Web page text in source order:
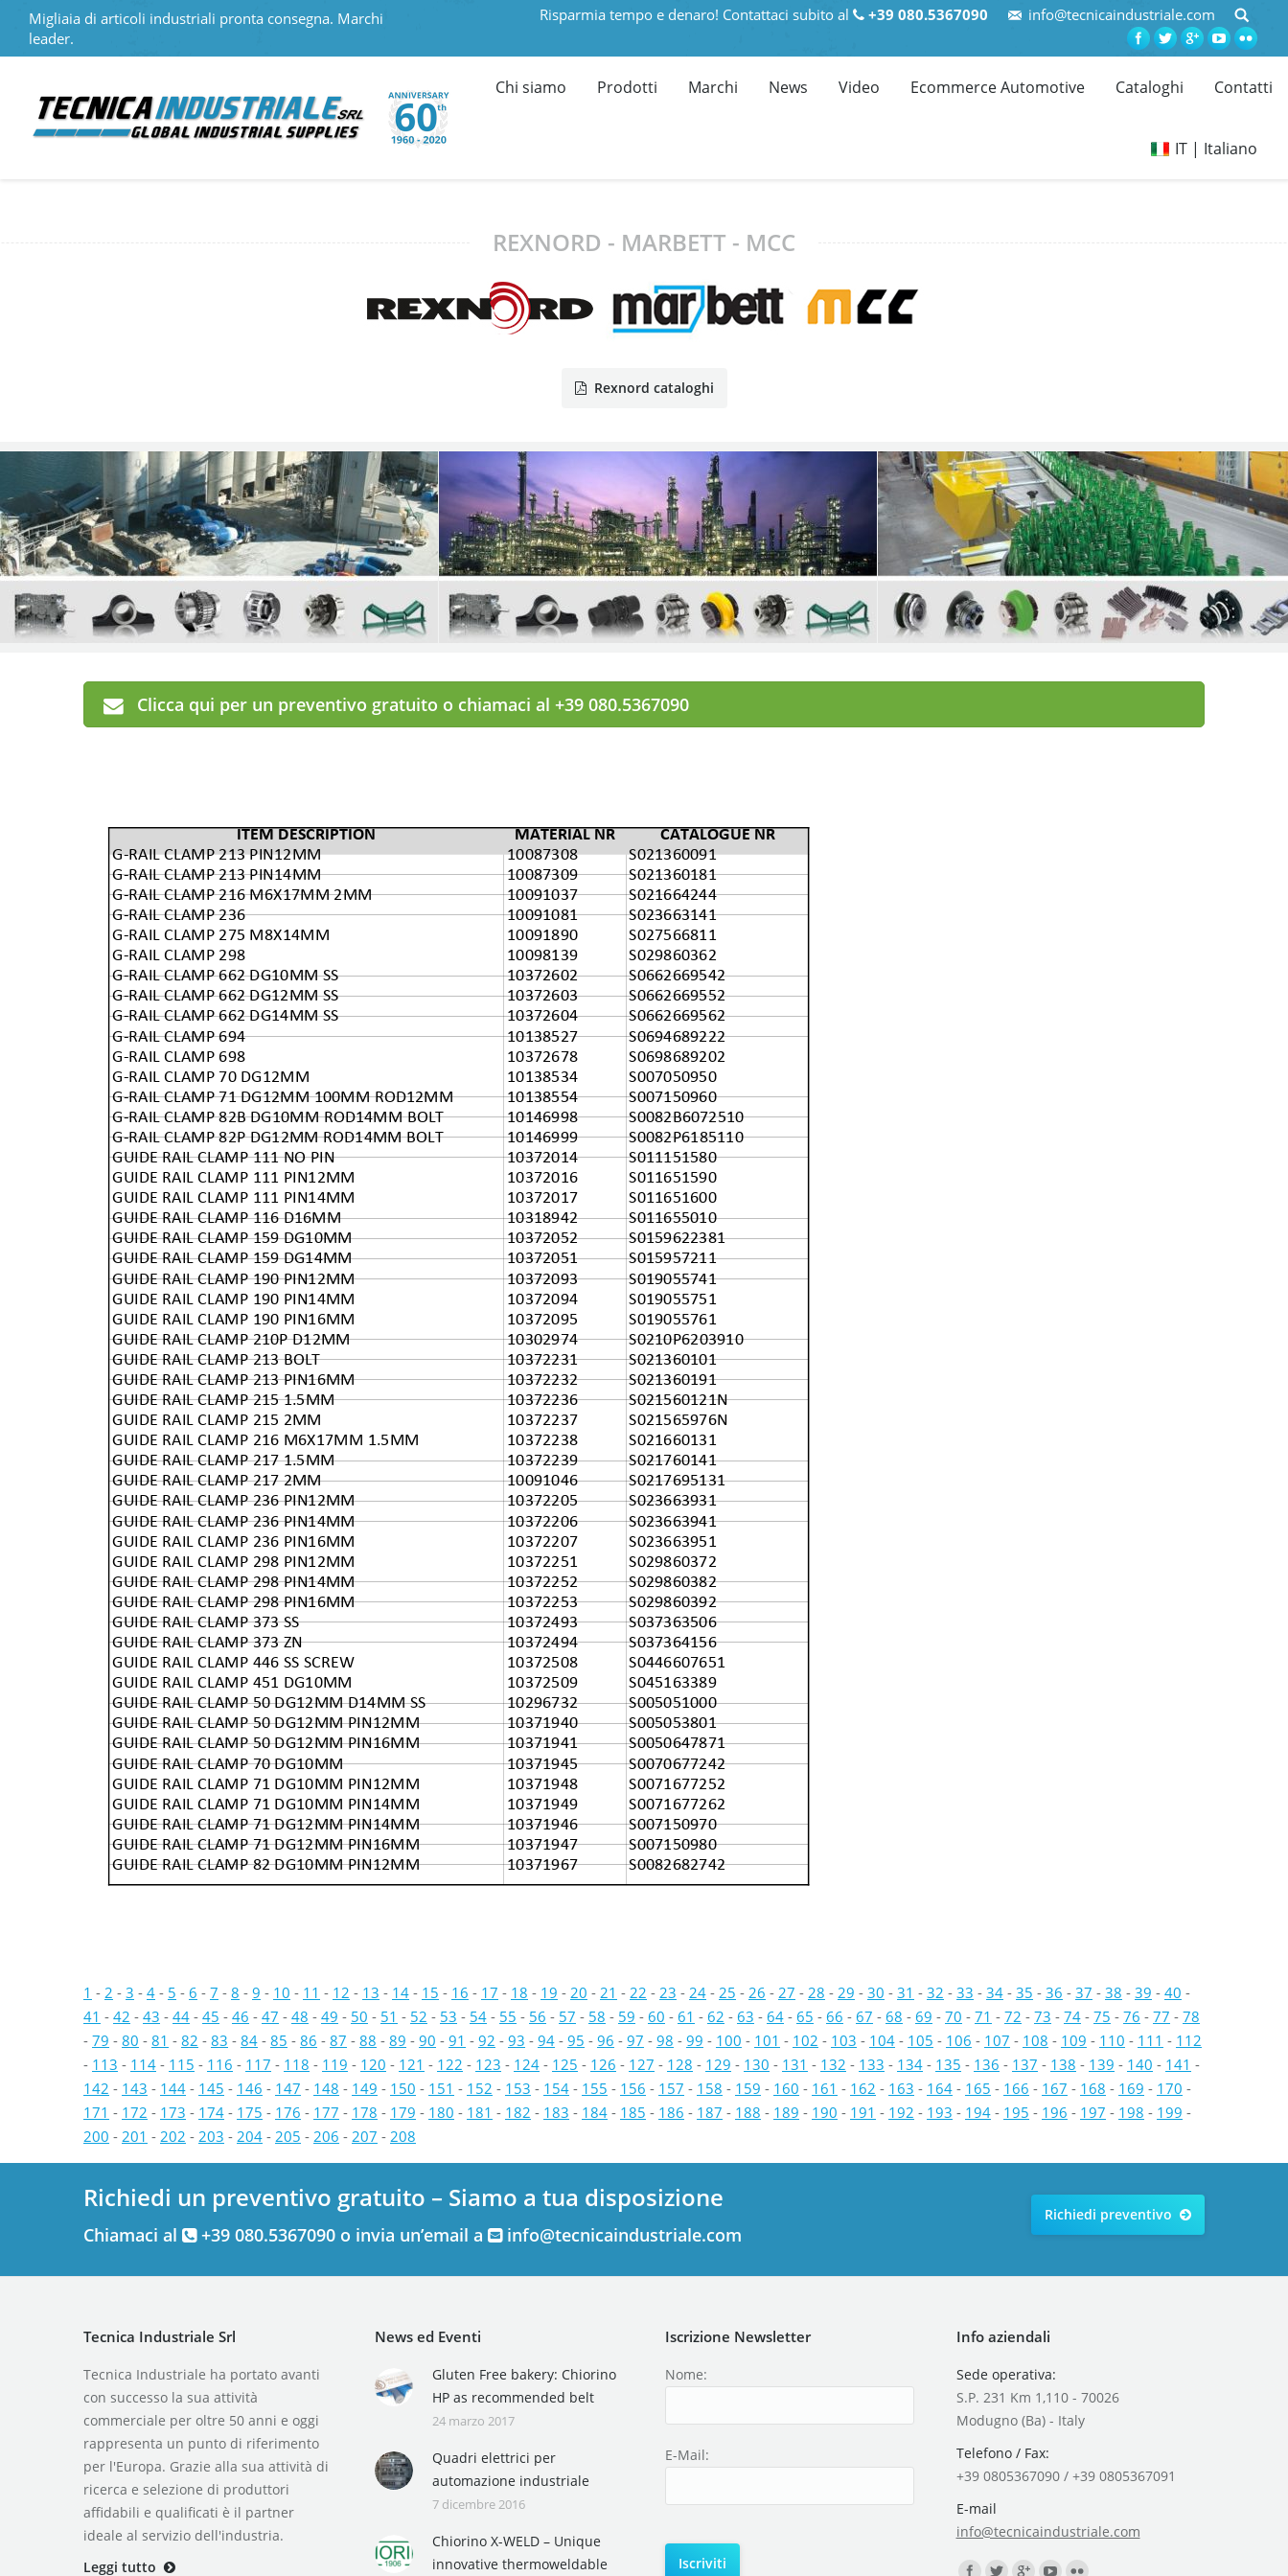
Migliaia di articoli industriali pronta consegna. Marchi
leader.
Risparmia tempo e denaro! Contattaci subito al +39 080.5367090 info@tecnicaindustriale.com
Chi siamo Prodotti Marchi News Video Ecommerce Automotive Cataloghi Contatti
IT | Italiano
REXNORD - MARBETT - MCC
Rexnord cataloghi
Clicca qui per un preventivo gratuito o chiamaci al +39 080.5367090
ITEM DESCRIPTION MATERIAL NR
CATALOGUE NR
G-RAIL CLAMP 213 PIN12MM
10087308
S021360091
G-RAIL CLAMP 213 PIN14MM
10087309
S021360181
G-RAIL CLAMP 216 M6X17MM 2MM
10091037
S021664244
G-RAIL CLAMP 236
10091081
S023663141
G-RAIL CLAMP 275 M8X14MM
10091890
S027566811
G-RAIL CLAMP 298
10098139
S029860362
G-RAIL CLAMP 662 DG10MM SS
10372602
S0662669542
G-RAIL CLAMP 662 DG12MM SS
10372603
S0662669552
G-RAIL CLAMP 662 DG14MM SS
10372604
S0662669562
G-RAIL CLAMP 694
10138527
S0694689222
G-RAIL CLAMP 698
10372678
S0698689202
G-RAIL CLAMP 70 DG12MM
10138534
S007050950
G-RAIL CLAMP 71 DG12MM 100MM ROD12MM
10138554
S007150960
G-RAIL CLAMP 82B DG10MM ROD14MM BOLT
10146998
S0082B6072510
G-RAIL CLAMP 82P DG12MM ROD14MM BOLT
10146999
S0082P6185110
GUIDE RAIL CLAMP 111 NO PIN
10372014
S011151580
GUIDE RAIL CLAMP 111 PIN12MM
10372016
S011651590
GUIDE RAIL CLAMP 111 PIN14MM
10372017
S011651600
GUIDE RAIL CLAMP 116 D16MM
10318942
S011655010
GUIDE RAIL CLAMP 159 DG10MM
10372052
S0159622381
GUIDE RAIL CLAMP 159 DG14MM
10372051
S015957211
GUIDE RAIL CLAMP 190 PIN12MM
10372093
S019055741
GUIDE RAIL CLAMP 190 PIN14MM
10372094
S019055751
GUIDE RAIL CLAMP 190 PIN16MM
10372095
S019055761
GUIDE RAIL CLAMP 210P D12MM
10302974
S0210P6203910
GUIDE RAIL CLAMP 213 BOLT
10372231
S021360101
GUIDE RAIL CLAMP 213 PIN16MM
10372232
S021360191
GUIDE RAIL CLAMP 215 1.5MM
10372236
S021560121N
GUIDE RAIL CLAMP 215 2MM
10372237
S021565976N
GUIDE RAIL CLAMP 216 M6X17MM 1.5MM
10372238
S021660131
GUIDE RAIL CLAMP 217 1.5MM
10372239
S021760141
GUIDE RAIL CLAMP 217 2MM
10091046
S0217695131
GUIDE RAIL CLAMP 236 PIN12MM
10372205
S023663931
GUIDE RAIL CLAMP 236 PIN14MM
10372206
S023663941
GUIDE RAIL CLAMP 236 PIN16MM
10372207
S023663951
GUIDE RAIL CLAMP 298 PIN12MM
10372251
S029860372
GUIDE RAIL CLAMP 298 PIN14MM
10372252
S029860382
GUIDE RAIL CLAMP 298 PIN16MM
10372253
S029860392
GUIDE RAIL CLAMP 373 SS
10372493
S037363506
GUIDE RAIL CLAMP 373 ZN
10372494
S037364156
GUIDE RAIL CLAMP 446 SS SCREW
10372508
S0446607651
GUIDE RAIL CLAMP 451 DG10MM
10372509
S045163389
GUIDE RAIL CLAMP 50 DG12MM D14MM SS
10296732
S005051000
GUIDE RAIL CLAMP 50 DG12MM PIN12MM
10371940
S005053801
GUIDE RAIL CLAMP 50 DG12MM PIN16MM
10371941
S0050647871
GUIDE RAIL CLAMP 70 DG10MM
10371945
S0070677242
GUIDE RAIL CLAMP 71 DG10MM PIN12MM
10371948
S0071677252
GUIDE RAIL CLAMP 71 DG10MM PIN14MM
10371949
S0071677262
GUIDE RAIL CLAMP 71 DG12MM PIN14MM
10371946
S007150970
GUIDE RAIL CLAMP 71 DG12MM PIN16MM
10371947
S007150980
GUIDE RAIL CLAMP 82 DG10MM PIN12MM
10371967 S0082682742
1 - 2 - 3 - 4 - 5 - 6 - 7 - 8 - 9 - 10 - 11 - 12 - 13 - 14 - 15 - 16 - 17 - 18 - 19 - 20 - 21 - 22 - 23 - 24 - 25 - 26 - 27 - 28 - 29 - 30 - 31 - 32 - 33 - 34 - 35 - 36 - 37 - 38 - 39 - 40 -
41 - 42 - 43 - 44 - 45 - 46 - 47 - 48 - 49 - 50 - 51 - 52 - 53 - 54 - 55 - 56 - 57 - 58 - 59 - 60 - 61 - 62 - 63 - 64 - 65 - 66 - 67 - 68 - 69 - 70 - 71 - 72 - 73 - 74 - 75 - 76 - 77 - 78
- 79 - 80 - 81 - 82 - 83 - 84 - 85 - 86 - 87 - 88 - 89 - 90 - 91 - 92 - 93 - 94 - 95 - 96 - 97 - 98 - 99 - 100 - 101 - 102 - 103 - 104 - 105 - 106 - 107 - 108 - 109 - 110 - 111 - 112
- 113 - 114 - 115 - 116 - 117 - 118 - 119 - 120 - 121 - 122 - 123 - 124 - 125 - 126 - 127 - 128 - 129 - 130 - 131 - 132 - 133 - 134 - 135 - 136 - 137 - 138 - 139 - 140 - 141 -
142 - 143 - 144 - 145 - 146 - 147 - 148 - 149 - 150 - 151 - 152 - 153 - 154 - 155 - 156 - 157 - 158 - 159 - 160 - 161 - 162 - 163 - 164 - 165 - 166 - 167 - 168 - 169 - 170 -
171 - 172 - 173 - 174 - 175 - 176 - 177 - 178 - 179 - 180 - 181 - 182 - 183 - 184 - 185 - 186 - 187 - 188 - 189 - 190 - 191 - 192 - 193 - 194 - 195 - 196 - 197 - 198 - 199 -
200 - 201 - 202 - 203 - 204 - 205 - 206 - 207 - 208
Richiedi un preventivo gratuito – Siamo a tua disposizione
Chiamaci al +39 080.5367090 o invia un’email a info@tecnicaindustriale.com
Richiedi preventivo
Tecnica Industriale Srl
Tecnica Industriale ha portato avanti
con successo la sua attività
commerciale per oltre 50 anni e oggi
rappresenta un punto di riferimento
per l'Europa. Grazie alla sua attività di
ricerca e selezione di produttori
affidabili e qualificati è il partner
ideale al servizio dell'industria.
Leggi tutto
News ed Eventi
Gluten Free bakery: Chiorino
HP as recommended belt
24 marzo 2017
Quadri elettrici per
automazione industriale
7 dicembre 2016
Chiorino X-WELD – Unique
innovative thermoweldable
Iscrizione Newsletter
Nome:
E-Mail:
Info aziendali
Sede operativa:
S.P. 231 Km 1,110 - 70026
Modugno (Ba) - Italy
Telefono / Fax:
+39 0805367090 / +39 0805367091
E-mail
info@tecnicaindustriale.com
Find us on: